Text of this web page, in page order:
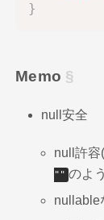
}
Memo
null安全
null許
"" のよ
nullable